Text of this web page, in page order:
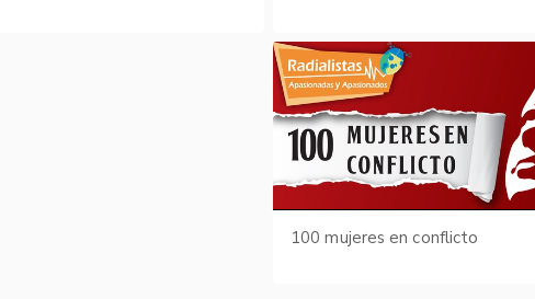
100 mujeres en conflicto